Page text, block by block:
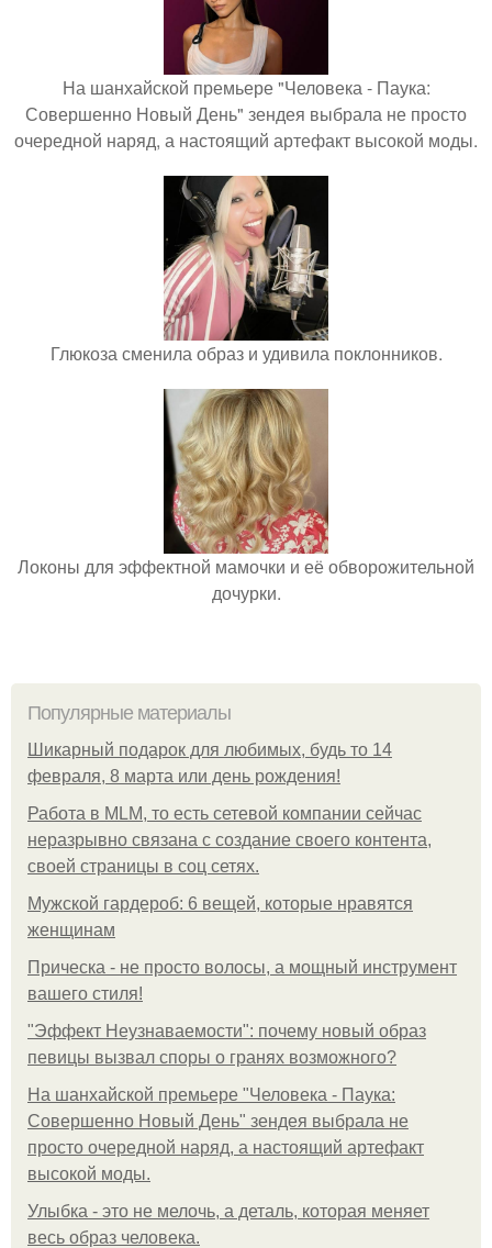
На шанхайской премьере "Человека - Паука:
Совершенно Новый День" зендея выбрала не просто
очередной наряд, а настоящий артефакт высокой моды.
Глюкоза сменила образ и удивила поклонников.
Локоны для эффектной мамочки и её обворожительной
дочурки.
Популярные материалы
Шикарный подарок для любимых, будь то 14
февраля, 8 марта или день рождения!
Работа в MLM, то есть сетевой компании сейчас
неразрывно связана с создание своего контента,
своей страницы в соц сетях.
Мужской гардероб: 6 вещей, которые нравятся
женщинам
Прическа - не просто волосы, а мощный инструмент
вашего стиля!
"Эффект Неузнаваемости": почему новый образ
певицы вызвал споры о гранях возможного?
На шанхайской премьере "Человека - Паука:
Совершенно Новый День" зендея выбрала не
просто очередной наряд, а настоящий артефакт
высокой моды.
Улыбка - это не мелочь, а деталь, которая меняет
весь образ человека.